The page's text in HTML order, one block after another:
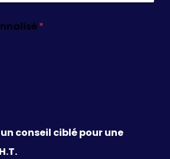
*
conseil ciblé pour une